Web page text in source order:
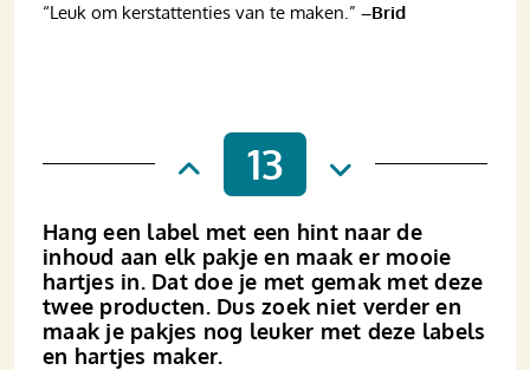
“Leuk om kerstattenties van te maken.” –Brid
13
Hang een label met een hint naar de
inhoud aan elk pakje en maak er mooie
hartjes in. Dat doe je met gemak met deze
twee producten. Dus zoek niet verder en
maak je pakjes nog leuker met deze labels
en hartjes maker.